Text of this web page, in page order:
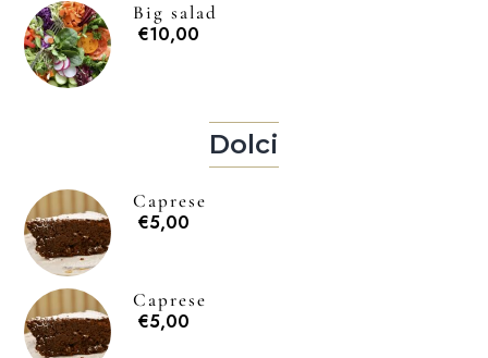
Big salad
€10,00
Dolci
Caprese
€5,00
Caprese
€5,00